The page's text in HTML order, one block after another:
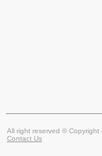
All right reserved © Copyright
Contact Us